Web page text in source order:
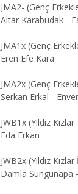
JMA2- (Genç
Altar Karabudak -
JMA1x (Genç
Eren Efe Kara
JMA2x (Genç
Serkan Erkal -
JWB1x (Yıldız
Eda Erkan
JWB2x (Yıldız
Damla Sungunapa